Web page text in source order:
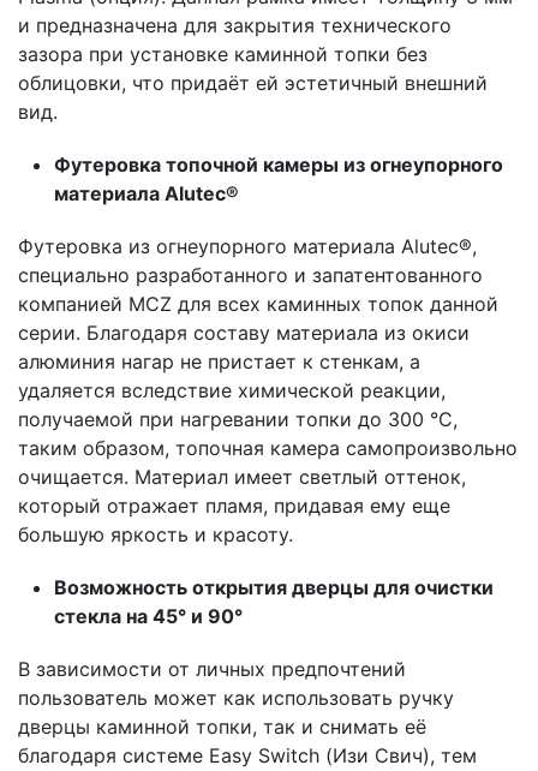
и предназначена для закрытия технического
зазора при установке каминной топки без
облицовки, что придаёт ей эстетичный внешний
вид.
Футеровка топочной камеры из огнеупорного
материала Alutec®
Футеровка из огнеупорного материала Alutec®,
специально разработанного и запатентованного
компанией MCZ для всех каминных топок данной
серии. Благодаря составу материала из окиси
алюминия нагар не пристает к стенкам, а
удаляется вследствие химической реакции,
получаемой при нагревании топки до 300 °C,
таким образом, топочная камера самопроизвольно
очищается. Материал имеет светлый оттенок,
который отражает пламя, придавая ему еще
большую яркость и красоту.
Возможность открытия дверцы для очистки
стекла на 45° и 90°
В зависимости от личных предпочтений
пользователь может как использовать ручку
дверцы каминной топки, так и снимать её
благодаря системе Easy Switch (Изи Свич), тем